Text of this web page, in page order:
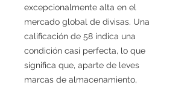
excepcionalmente alta en el
mercado global de divisas. Una
calificación de 58 indica una
condición casi perfecta, lo que
significa que, aparte de leves
marcas de almacenamiento,